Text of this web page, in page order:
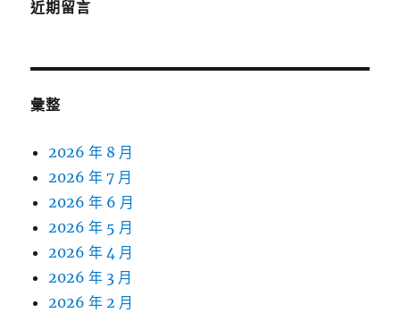
近期留言
彙整
2026 年 8 月
2026 年 7 月
2026 年 6 月
2026 年 5 月
2026 年 4 月
2026 年 3 月
2026 年 2 月